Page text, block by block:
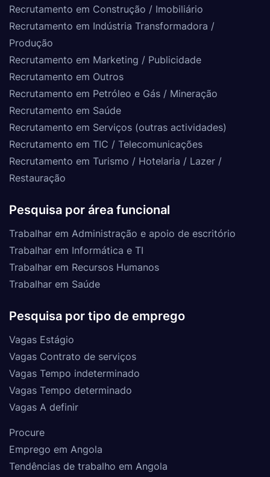
Recrutamento em Construção / Imobiliário
Recrutamento em Indústria Transformadora /
Produção
Recrutamento em Marketing / Publicidade
Recrutamento em Outros
Recrutamento em Petróleo e Gás / Mineração
Recrutamento em Saúde
Recrutamento em Serviços (outras actividades)
Recrutamento em TIC / Telecomunicações
Recrutamento em Turismo / Hotelaria / Lazer /
Restauração
Pesquisa por área funcional
Trabalhar em Administração e apoio de escritório
Trabalhar em Informática e TI
Trabalhar em Recursos Humanos
Trabalhar em Saúde
Pesquisa por tipo de emprego
Vagas Estágio
Vagas Contrato de serviços
Vagas Tempo indeterminado
Vagas Tempo determinado
Vagas A definir
Procure
Emprego em Angola
Tendências de trabalho em Angola